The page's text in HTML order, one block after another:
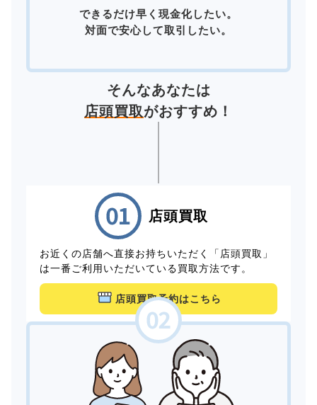
できるだけ早く現金化したい。
対面で安心して取引したい。
そんなあなたは
店頭買取がおすすめ！
店頭買取
お近くの店舗へ直接お持ちいただく「店頭買取」
は一番ご利用いただいている買取方法です。
店頭買取予約はこちら